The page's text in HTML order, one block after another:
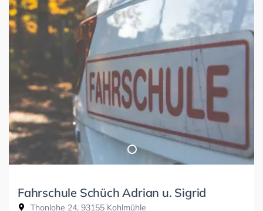
Fahrschule Schüch Adrian u. Sigrid
Thonlohe 24, 93155 Kohlmühle